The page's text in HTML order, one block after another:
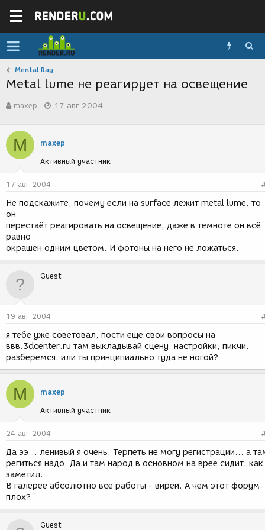
Mental Ray
Metal lume не реагирует на освещение
в
о
р
т
е
м
ы
maxep
а
с
з
д
и
17 авг 2004
M maxep
Активный участник
17 авг 2004
Не подскажите, почему если на surface лежит metal lume, то
он
перестаёт реагировать на освещение, даже в темноте он всё
равно
окрашен одним цветом. И фотоны на него не ложаться.
Guest
19 авг 2004
я тебе уже советовал, пости еще свои вопросы на
ввв.3dcenter.ru там выкладывай сцену, настройки, пикчи.
разберемся. или ты принципиально туда не ногой?
M maxep
Активный участник
24 авг 2004
Да ээ... ленивый я очень. Терпеть не могу регистрации... а
региться надо. Да и там народ в основном на врее сидит, как
заметил.
В галерее абсолютно все работы - вирей. А чем этот форум
плох?
Guest